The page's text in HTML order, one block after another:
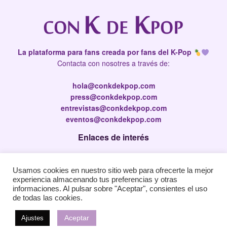
La plataforma para fans creada por fans del K-Pop
Contacta con nosotres a través de:
hola@conkdekpop.com
press@conkdekpop.com
entrevistas@conkdekpop.com
eventos@conkdekpop.com
Enlaces de interés
Política de privacidad
Política de Cookies
© 2026JNews - Premium WordPress news & magazine theme by
Usamos cookies en nuestro sitio web para ofrecerte la mejor
experiencia almacenando tus preferencias y otras
informaciones. Al pulsar sobre "Aceptar", consientes el uso
de todas las cookies.
Ajustes Aceptar